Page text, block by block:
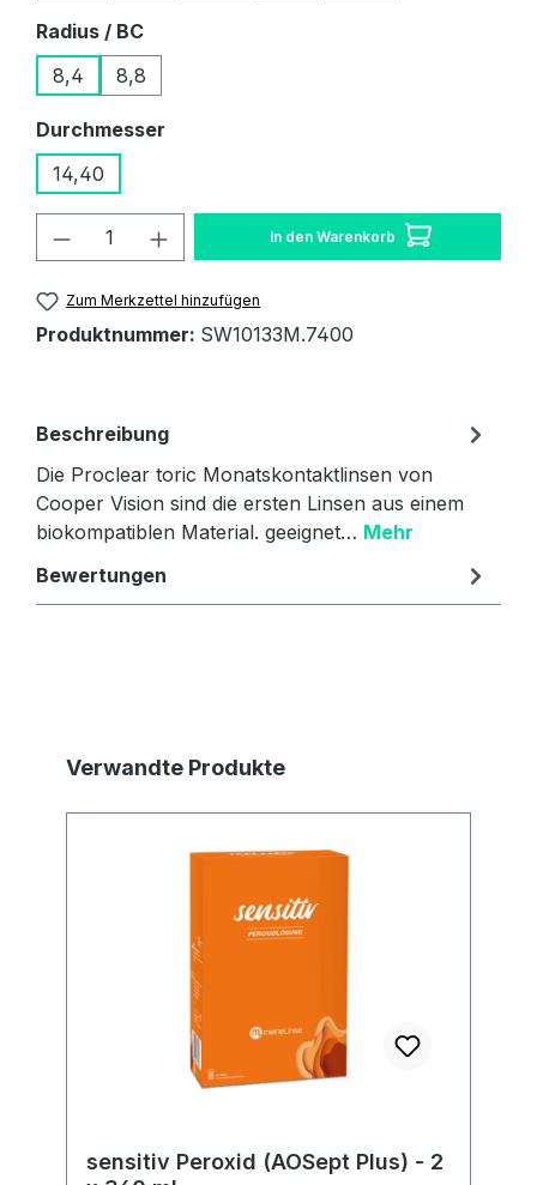
Radius / BCauswählen
8,4
8,8
Durchmesser
14,40
Produkt Anzahl: Gib den
In den Warenkorb
Zum Merkzettel hinzufügen
Produktnummer: SW10133M.7400
Beschreibung
Die Proclear toric Monatskontaktlinsen von
Cooper Vision sind die ersten Linsen aus einem
biokompatiblen Material. geeignet… Mehr
Bewertungen
Produktgalerie überspringen
Verwandte Produkte
sensitiv Peroxid (AOSept Plus) - 2